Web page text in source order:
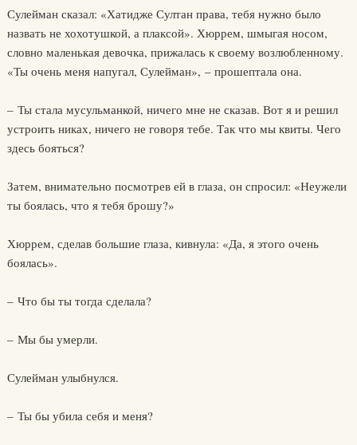
Сулейман сказал: «Хатидже Султан права, тебя нужно было
назвать не хохотушкой, а плаксой». Хюррем, шмыгая носом,
словно маленькая девочка, прижалась к своему возлюбленному.
«Ты очень меня напугал, Сулейман», – прошептала она.
– Ты стала мусульманкой, ничего мне не сказав. Вот я и решил
устроить никах, ничего не говоря тебе. Так что мы квиты. Чего
здесь бояться?
Затем, внимательно посмотрев ей в глаза, он спросил: «Неужели
ты боялась, что я тебя брошу?»
Хюррем, сделав большие глаза, кивнула: «Да, я этого очень
боялась».
– Что бы ты тогда сделала?
– Мы бы умерли.
Сулейман улыбнулся.
– Ты бы убила себя и меня?